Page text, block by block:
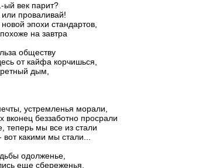
ый век парит?
проваливай!
эпохи стандартов,
на завтра
обществу
от кайфа корчишься,
дым,
устремленья морали,
беззаботно просрали
теперь мы все из стали
какими мы стали...
одолженье,
еще сбереженья.